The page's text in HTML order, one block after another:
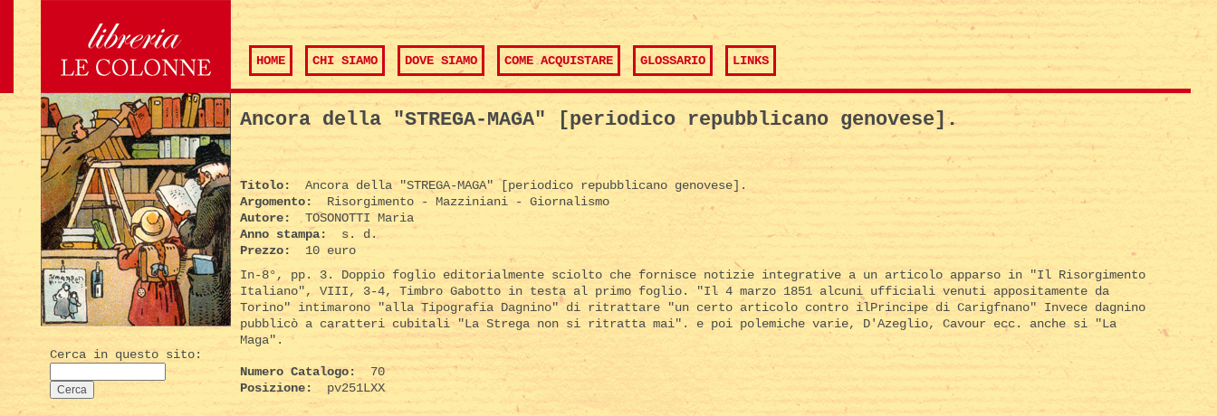
HOME CHI SIAMO DOVE SIAMO COME ACQUISTARE GLOSSARIO LINKS
Cerca in questo sito:
Ancora della "STREGA-MAGA" [periodico repubblicano genovese].
Titolo:
Ancora della "STREGA-MAGA" [periodico repubblicano genovese].
Argomento:
Risorgimento - Mazziniani - Giornalismo
Autore:
TOSONOTTI Maria
Anno stampa:
s. d.
Prezzo:
10 euro
In-8°, pp. 3. Doppio foglio editorialmente sciolto che fornisce notizie integrative a un articolo apparso in "Il Risorgimento
Italiano", VIII, 3-4, Timbro Gabotto in testa al primo foglio. "Il 4 marzo 1851 alcuni ufficiali venuti appositamente da
Torino" intimarono "alla Tipografia Dagnino" di ritrattare "un certo articolo contro ilPrincipe di Carigfnano" Invece dagnino
pubblicò a caratteri cubitali "La Strega non si ritratta mai". e poi polemiche varie, D'Azeglio, Cavour ecc. anche si "La
Maga".
Numero Catalogo:
70
Posizione:
pv251LXX